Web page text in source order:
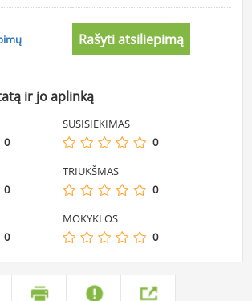
Rašyti atsiliepimą
ir jo aplinką
0
SUSISIEKIMAS
0
0
TRIUKŠMAS
0
0
MOKYKLOS
0